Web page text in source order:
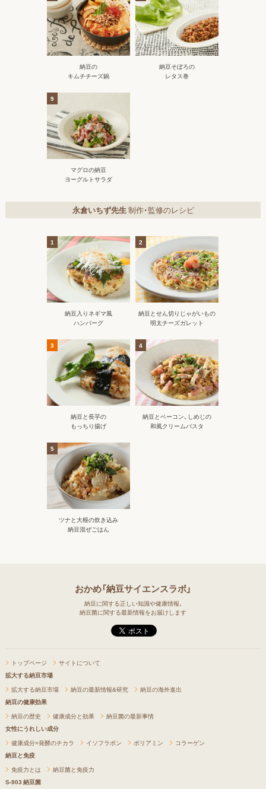
納豆の
キムチチーズ鍋
納豆そぼろの
レタス巻
9
マグロの納豆
ヨーグルトサラダ
永倉いちず先生制作・監修のレシピ
1
納豆入りネギマ風
ハンバーグ
2
納豆とせん切りじゃがいもの
明太チーズガレット
3
納豆と長芋の
もっちり揚げ
4
納豆とベーコン、しめじの
和風クリームパスタ
5
ツナと大根の炊き込み
納豆混ぜごはん
おかめ「納豆サイエンスラボ」
納豆に関する正しい知識や健康情報、
納豆菌に関する最新情報をお届けします
トップページ
サイトについて
拡大する納豆市場
拡大する納豆市場
納豆の最新情報&研究
納豆の海外進出
納豆の健康効果
納豆の歴史
健康成分と効果
納豆菌の最新事情
女性にうれしい成分
健康成分×発酵のチカラ
イソフラボン ポリアミン
コラーゲン
納豆と免疫
免疫力とは
納豆菌と免疫力
S-903 納豆菌